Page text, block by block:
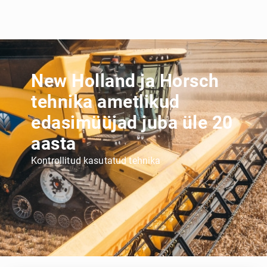
New Holland ja Horsch
tehnika ametlikud
edasimüüjad juba üle 20
aasta
Kontrollitud kasutatud tehnika